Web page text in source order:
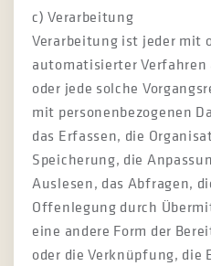
c) Verarbeitung
Verarbeitung ist jeder mit
automatisierter Verfahren
oder jede solche
mit personenbezogenen
das Erfassen, die
Speicherung, die
Auslesen, das Abfragen,
Offenlegung durch
eine andere Form der
oder die Verknüpfung, die